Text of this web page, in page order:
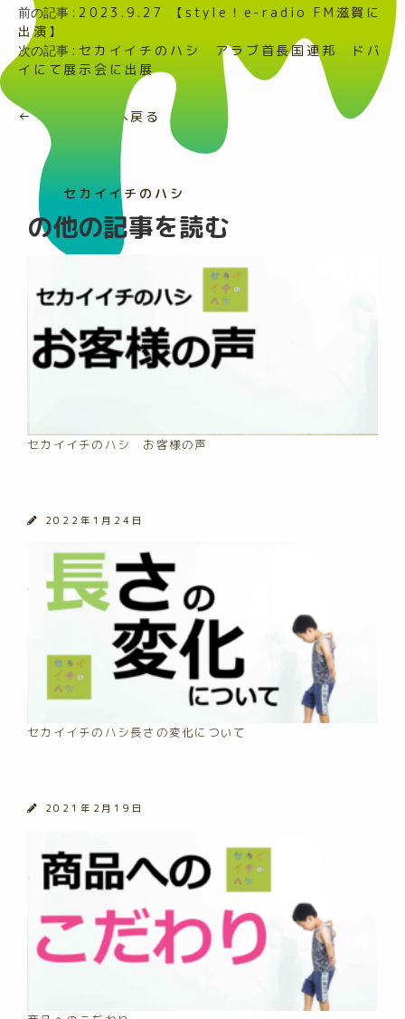
前の記事 : 2023.9.27 【style！e-radio FM滋賀に
出演】
次の記事 : セカイイチのハシ アラブ首長国連邦 ドバ
イにて展示会に出展
← 一覧ページへ戻る
セカイイチのハシ
の他の記事を読む
セカイイチのハシ お客様の声
2022年1月24日
セカイイチのハシ長さの変化について
2021年2月19日